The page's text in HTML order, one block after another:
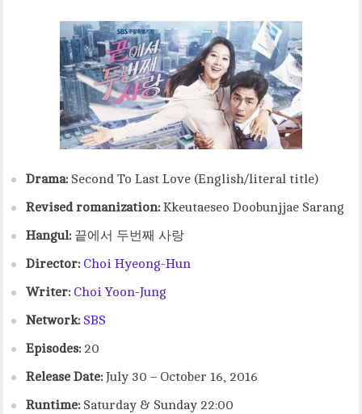
Drama:Second To Last Love (English/literal title)
Revised romanization:Kkeutaeseo Doobunjjae Sarang
Hangul:끝에서 두번째 사랑
Director: Choi Hyeong-Hun
Writer: Choi Yoon-Jung
Network: SBS
Episodes:20
Release Date:July 30 – October 16, 2016
Runtime:Saturday & Sunday 22:00